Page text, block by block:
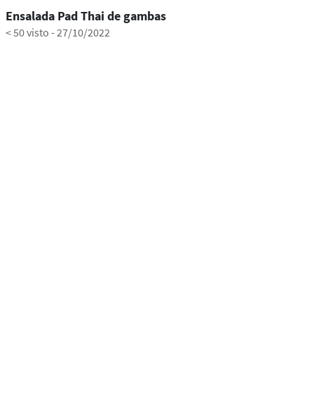
Ensalada Pad Thai de gambas
< 50 visto -27/10/2022